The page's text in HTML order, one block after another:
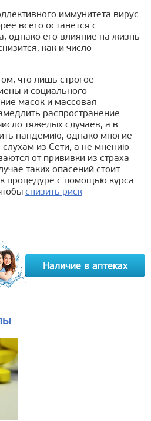
иммунитета вирус
всего останется с
однако его влияние на жизнь
как и число
что лишь строгое
и социального
масок и массовая
распространение
тяжёлых случаев, а в
пандемию, однако многие
из Сети, а не мнению
от прививки из страха
таких опасений стоит
процедуре с помощью курса
снизить риск